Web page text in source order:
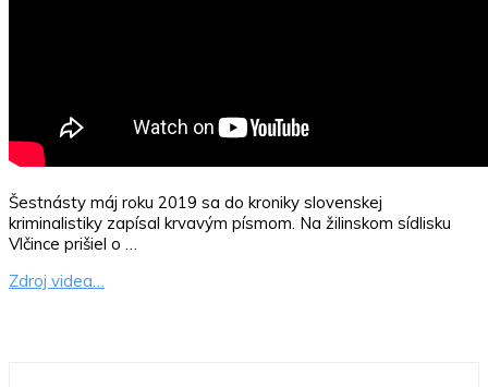
Šestnásty máj roku 2019 sa do kroniky slovenskej
kriminalistiky zapísal krvavým písmom. Na žilinskom sídlisku
Vlčince prišiel o …
Zdroj videa…